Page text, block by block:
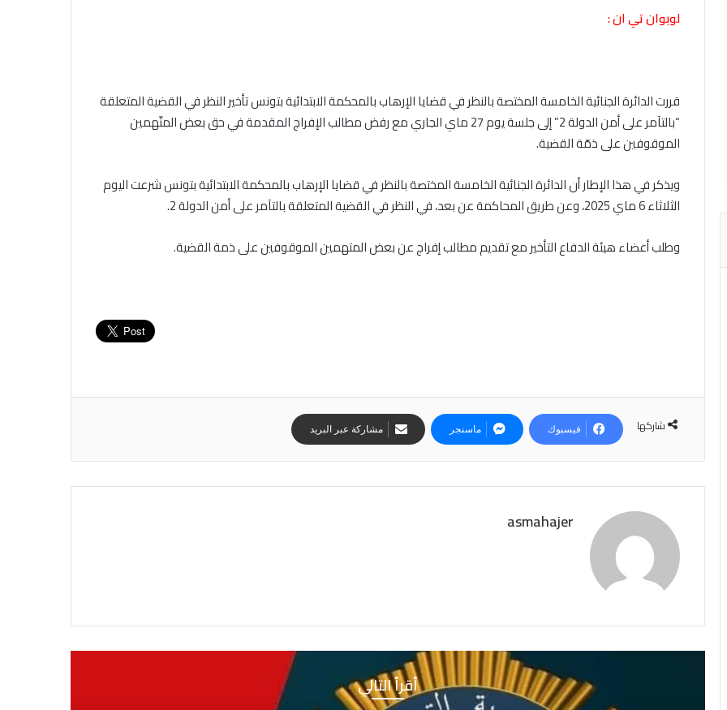
لوبوان تي ان :
قررت الدائرة الجنائية الخامسة المختصة بالنظر في قضايا الإرهاب بالمحكمة الابتدائية بتونس تأخير النظر في القضية المتعلقة
“بالتآمر على أمن الدولة 2” إلى جلسة يوم 27 ماي الجاري مع رفض مطالب الإفراج المقدمة في حق بعض المتّهمين
الموقوفين على ذمّة القضية.
ويذكر في هذا الإطار أن الدائرة الجنائية الخامسة المختصة بالنظر في قضايا الإرهاب بالمحكمة الابتدائية بتونس شرعت اليوم
الثلاثاء 6 ماي 2025، وعن طريق المحاكمة عن بعد، في النظر في القضية المتعلقة بالتآمر على أمن الدولة 2.
وطلب أعضاء هيئة الدفاع التأخير مع تقديم مطالب إفراج عن بعض المتهمين الموقوفين على ذمة القضية.
شاركها فيسبوك ماسنجر مشاركة عبر البريد
asmahajer
أقرأ التالي